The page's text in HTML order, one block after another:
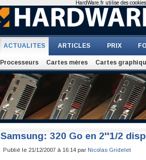
ACTUALITES ARTICLES PRIX
Processeurs Cartes mères Cartes
Samsung: 320 Go en 2''1/2
Publié le 21/12/2007 à 16:14 par Nicolas Gridelet
HardWare.fr utilise des